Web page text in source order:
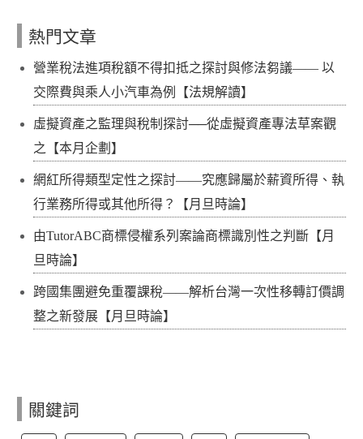
熱門文章
營業稅法進項稅額不得扣抵之探討與修法芻議—— 以
交際費與乘人小汽車為例【法規解讀】
虛擬資產之監理與稅制探討──從虛擬資產專法草案觀
之【本月企劃】
網紅所得類型定性之探討——究應歸屬於薪資所得、執
行業務所得或其他所得？【月旦時論】
由TutorABC商標侵權系列案論商標識別性之判斷【月
旦時論】
跨國集團避免重覆課稅——解析台灣一次性移轉訂價調
整之新發展【月旦時論】
關鍵詞